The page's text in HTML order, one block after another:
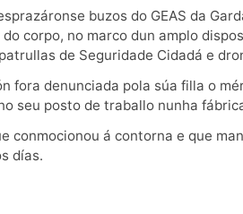
buzos do GEAS da
corpo, no marco dun amplo
de Seguridade Cidadá e
fora denunciada pola súa filla o
seu posto de traballo nunha
conmocionou á contorna e que
días.